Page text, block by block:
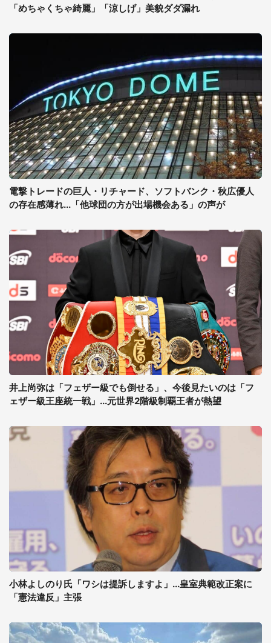
「めちゃくちゃ綺麗」「涼しげ」美貌ダダ漏れ
電撃トレードの巨人・リチャード、ソフトバンク・秋広優人
の存在感薄れ...「他球団の方が出場機会ある」の声が
井上尚弥は「フェザー級でも倒せる」、今後見たいのは「フ
ェザー級王座統一戦」...元世界2階級制覇王者が熱望
小林よしのり氏「ワシは提訴しますよ」...皇室典範改正案に
「憲法違反」主張